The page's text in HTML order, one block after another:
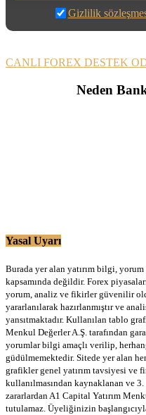
Gizlilik
CANLI FOREX DESTEK
Neden
Yasal Uyarı
Burada yer alan yatırım bilgi, yorum
kapsamında değildir. Forex
yorum, analiz ve fikirler güvenilir
yararlanılarak hazırlanmıştır ve
yansıtmaktadır. Kullanılan tablo
Menkul Değerler A.Ş. tarafından
yorumlar bilgi amaçlı verilip,
güdülmemektedir. Sitede yer alan
grafikler genel yatırım tavsiyesi
kullanılmasından kaynaklanan ve
zararlardan A1 Capital Yatırım
tutulamaz. Üyeliğinizin